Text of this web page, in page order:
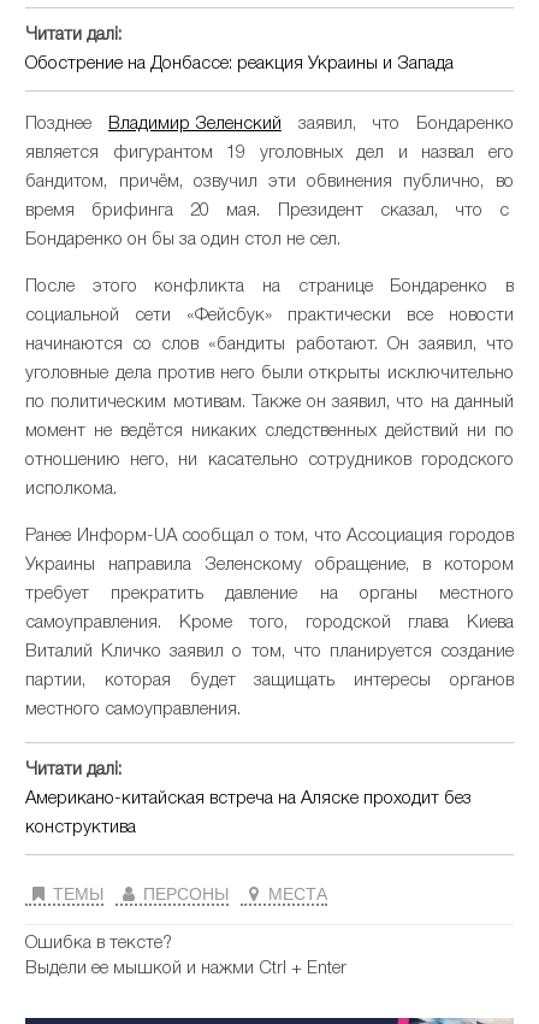
Читати далі:
Обострение на Донбассе: реакция Украины и Запада
Позднее Владимир Зеленский заявил, что Бондаренко
является фигурантом 19 уголовных дел и назвал его
бандитом, причём, озвучил эти обвинения публично, во
время брифинга 20 мая. Президент сказал, что с
Бондаренко он бы за один стол не сел.
После этого конфликта на странице Бондаренко в
социальной сети «Фейсбук» практически все новости
начинаются со слов «бандиты работают. Он заявил, что
уголовные дела против него были открыты исключительно
по политическим мотивам. Также он заявил, что на данный
момент не ведётся никаких следственных действий ни по
отношению него, ни касательно сотрудников городского
исполкома.
Ранее Информ-UA сообщал о том, что Ассоциация городов
Украины направила Зеленскому обращение, в котором
требует прекратить давление на органы местного
самоуправления. Кроме того, городской глава Киева
Виталий Кличко заявил о том, что планируется создание
партии, которая будет защищать интересы органов
местного самоуправления.
Читати далі:
Американо-китайская встреча на Аляске проходит без
конструктива
ТЕМЫ ПЕРСОНЫ МЕСТА
Ошибка в тексте?
Выдели ее мышкой и нажми Ctrl + Enter